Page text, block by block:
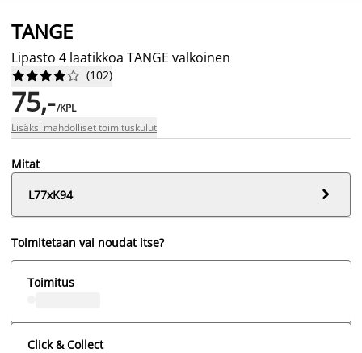
TANGE
Lipasto 4 laatikkoa TANGE valkoinen





 (102)
75,-/KPL
Lisäksi mahdolliset toimituskulut
Mitat
L77xK94

Toimitetaan vai noudat itse?
Toimitus
Click & Collect